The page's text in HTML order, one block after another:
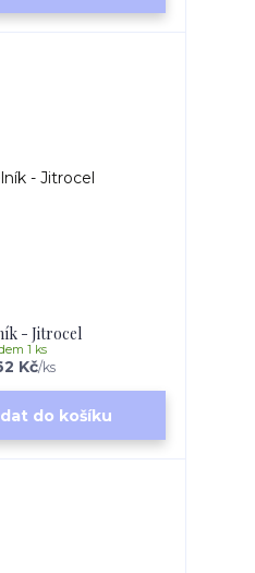
- Jitrocel
Kč/ks
1 ks
do košíku